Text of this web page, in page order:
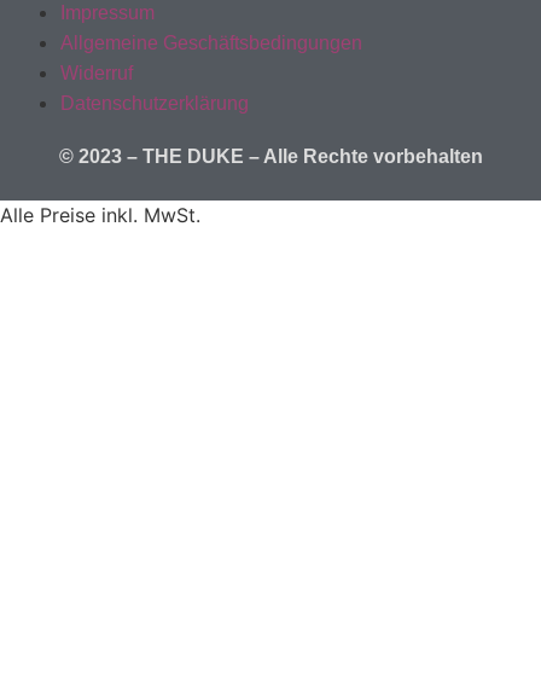
Impressum
Allgemeine Geschäftsbedingungen
Widerruf
Datenschutzerklärung
© 2023 – THE DUKE – Alle Rechte vorbehalten
Alle Preise inkl. MwSt.